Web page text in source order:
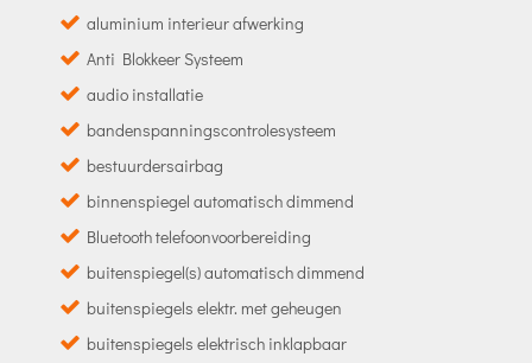
aluminium interieur afwerking
Anti Blokkeer Systeem
audio installatie
bandenspanningscontrolesysteem
bestuurdersairbag
binnenspiegel automatisch dimmend
Bluetooth telefoonvoorbereiding
buitenspiegel(s) automatisch dimmend
buitenspiegels elektr. met geheugen
buitenspiegels elektrisch inklapbaar